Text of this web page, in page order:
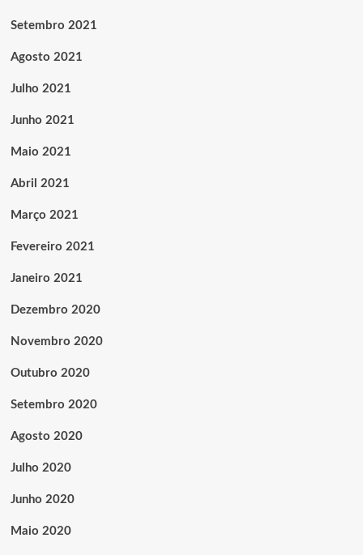
Setembro 2021
Agosto 2021
Julho 2021
Junho 2021
Maio 2021
Abril 2021
Março 2021
Fevereiro 2021
Janeiro 2021
Dezembro 2020
Novembro 2020
Outubro 2020
Setembro 2020
Agosto 2020
Julho 2020
Junho 2020
Maio 2020